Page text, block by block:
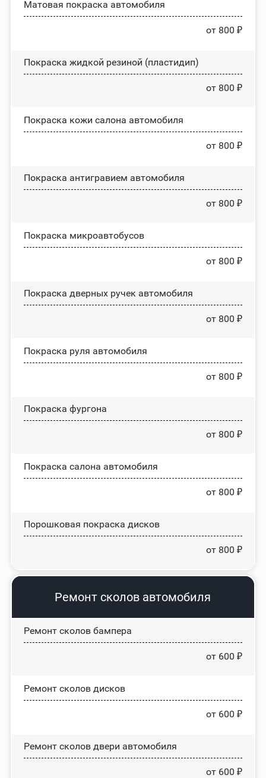
Матовая покраска автомобиля
от 800 ₽
Покраска жидкой резиной (пластидип)
от 800 ₽
Покраска кожи салона автомобиля
от 800 ₽
Покраска антигравием автомобиля
от 800 ₽
Покраска микроавтобусов
от 800 ₽
Покраска дверных ручек автомобиля
от 800 ₽
Покраска руля автомобиля
от 800 ₽
Покраска фургона
от 800 ₽
Покраска салона автомобиля
от 800 ₽
Порошковая покраска дисков
от 800 ₽
Ремонт сколов автомобиля
Ремонт сколов бампера
от 600 ₽
Ремонт сколов дисков
от 600 ₽
Ремонт сколов двери автомобиля
от 600 ₽